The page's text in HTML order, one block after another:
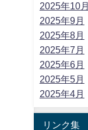
2025年10月
2025年9月
2025年8月
2025年7月
2025年6月
2025年5月
2025年4月
リンク集